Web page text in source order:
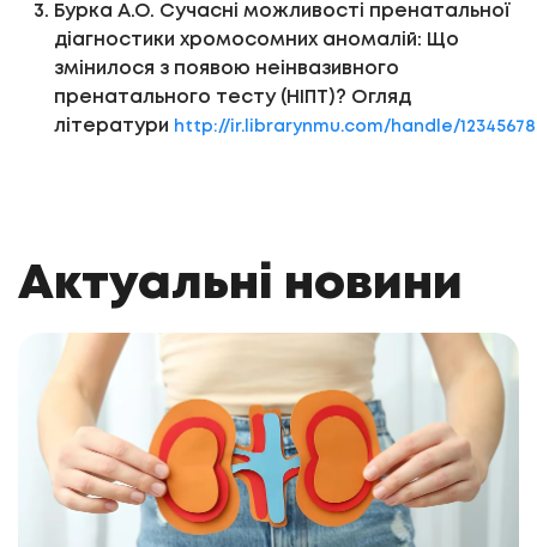
Бурка А.О. Cучасні можливості пренатальної
діагностики хромосомних аномалій: Що
змінилося з появою неінвазивного
пренатального тесту (НІПТ)? Огляд
літератури http://ir.librarynmu.com/handle/
Актуальні новини